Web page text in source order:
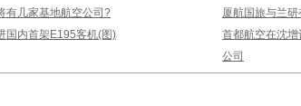
有几家基地航空公司?
厦航国旅与兰
国内首架E195客机(图)
首都航空在沈
公司